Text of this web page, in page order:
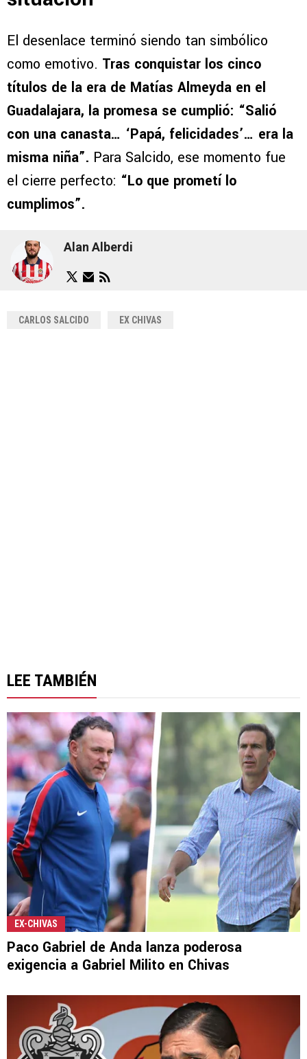
El desenlace terminó siendo tan simbólico
como emotivo. Tras conquistar los cinco
títulos de la era de Matías Almeyda en el
Guadalajara, la promesa se cumplió: “Salió
con una canasta… ‘Papá, felicidades’… era la
misma niña”. Para Salcido, ese momento fue
el cierre perfecto: “Lo que prometí lo
cumplimos”.
Alan Alberdi
CARLOS SALCIDO EX CHIVAS
LEE TAMBIÉN
EX-CHIVAS
Paco Gabriel de Anda lanza poderosa
exigencia a Gabriel Milito en Chivas